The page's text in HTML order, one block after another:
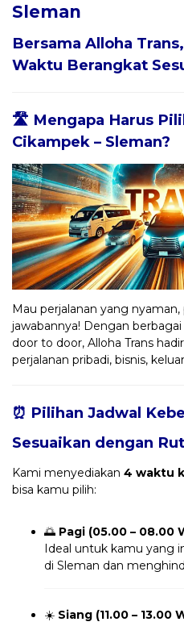
Sleman
Bersama Alloha Trans
Waktu Berangkat
🛣️ Mengapa Harus
Cikampek – Sleman?
Mau perjalanan yang nyaman,
jawabannya! Dengan
door to door, Alloha Trans
perjalanan pribadi, bisnis,
⏰ Pilihan Jadwal
Sesuaikan dengan
Kami menyediakan 4 waktu
bisa kamu pilih:
🌅 Pagi (05.00 – 08.00
Ideal untuk kamu yang
di Sleman dan
☀️ Siang (11.00 – 13.00